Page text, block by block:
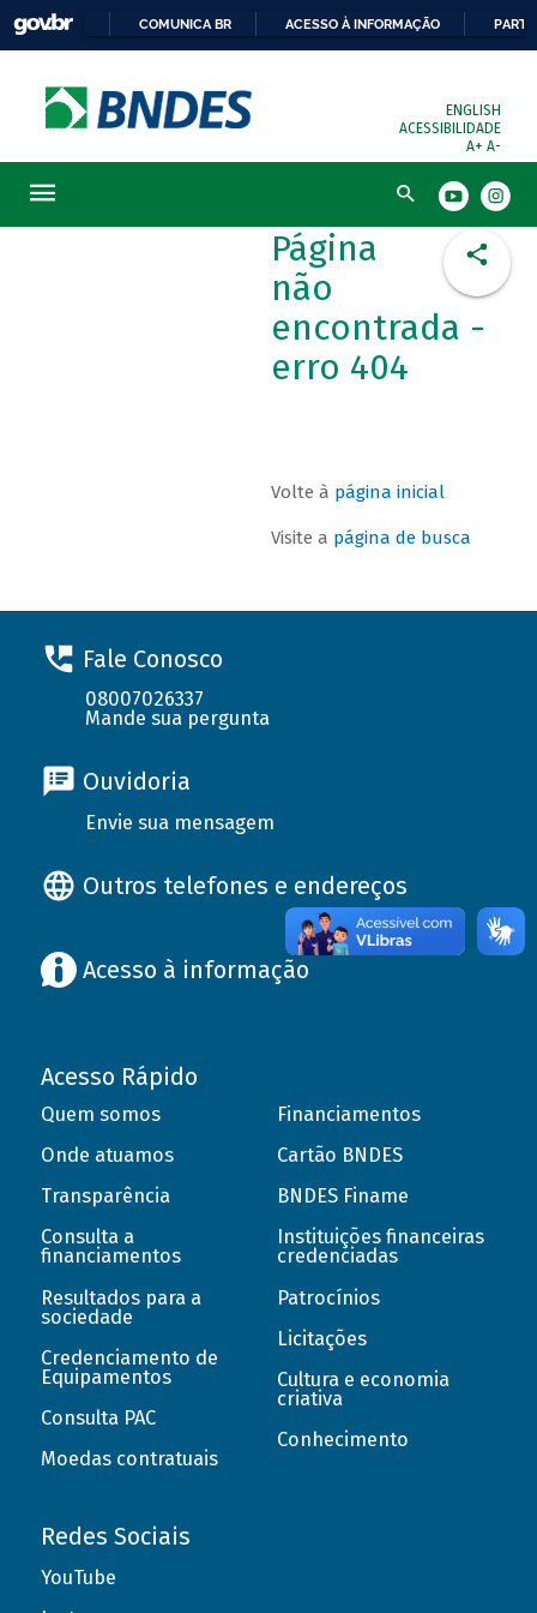
COMUNICA BR ACESSO À INFORMAÇÃO
ENGLISH
ACESSIBILIDADE
A+ A-
Busca
Página
não
encontrada -
erro 404
Volte à página inicial
Visite a página de busca
Fale Conosco
08007026337
Mande sua pergunta
Ouvidoria
Envie sua mensagem
Outros telefones e endereços
Acesso à informação
Acesso Rápido
Quem somos
Onde atuamos
Transparência
Consulta a
financiamentos
Resultados para a
sociedade
Credenciamento de
Equipamentos
Consulta PAC
Moedas contratuais
Financiamentos
Cartão BNDES
BNDES Finame
Instituições financeiras
credenciadas
Patrocínios
Licitações
Cultura e economia
criativa
Conhecimento
Redes Sociais
YouTube